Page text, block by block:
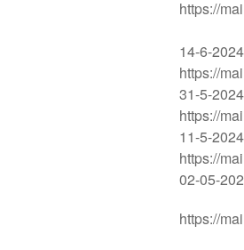
https://
14-6-2024
https://
31-5-2024
https://
11-5-2024
https://
02-05-
https://